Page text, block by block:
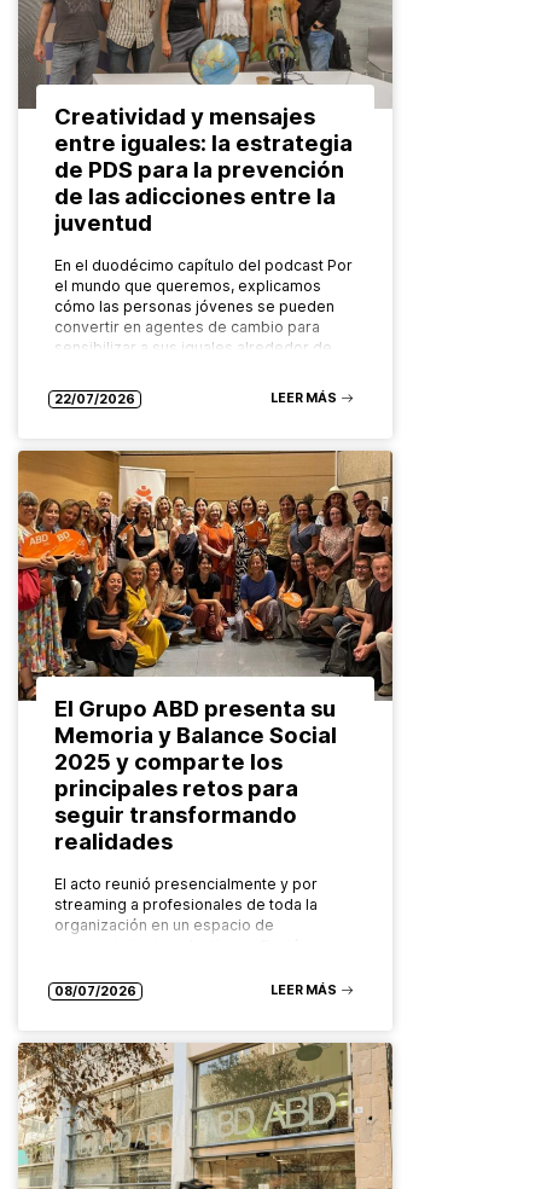
Creatividad y mensajes
entre iguales: la estrategia
de PDS para la prevención
de las adicciones entre la
juventud
En el duodécimo capítulo del podcast Por
el mundo que queremos, explicamos
cómo las personas jóvenes se pueden
convertir en agentes de cambio para
sensibilizar a sus iguales alrededor de…
22/07/2026 LEER MÁS
El Grupo ABD presenta su
Memoria y Balance Social
2025 y comparte los
principales retos para
seguir transformando
realidades
El acto reunió presencialmente y por
streaming a profesionales de toda la
organización en un espacio de
Grupo ABD ha…
08/07/2026 LEER MÁS